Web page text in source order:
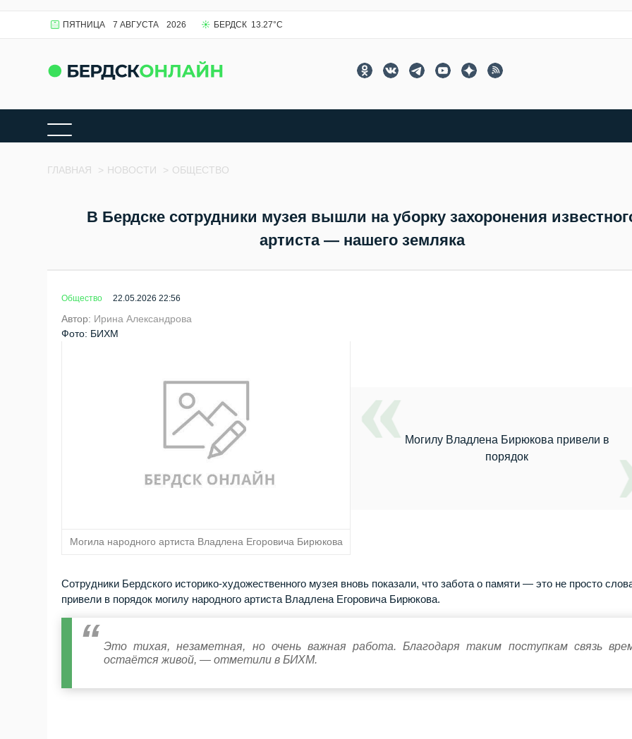
ПЯТНИЦА 7 АВГУСТА 2026 БЕРДСК 13.27°C
ГЛАВНАЯ > НОВОСТИ > ОБЩЕСТВО
В Бердске сотрудники музея вышли на уборку захоронения
артиста — нашего земляка
Общество 22.05.2026 22:56
Автор: Ирина Александрова
Фото: БИХМ
Могила народного артиста Владлена Егоровича Бирюкова
Могилу Владлена Бирюкова привели в
порядок
Сотрудники Бердского историко-художественного музея вновь показали, что забота о памяти — это не просто
привели в порядок могилу народного артиста Владлена Егоровича Бирюкова.
Это тихая, незаметная, но очень важная работа. Благодаря таким поступкам связь
остаётся живой, — отметили в БИХМ.